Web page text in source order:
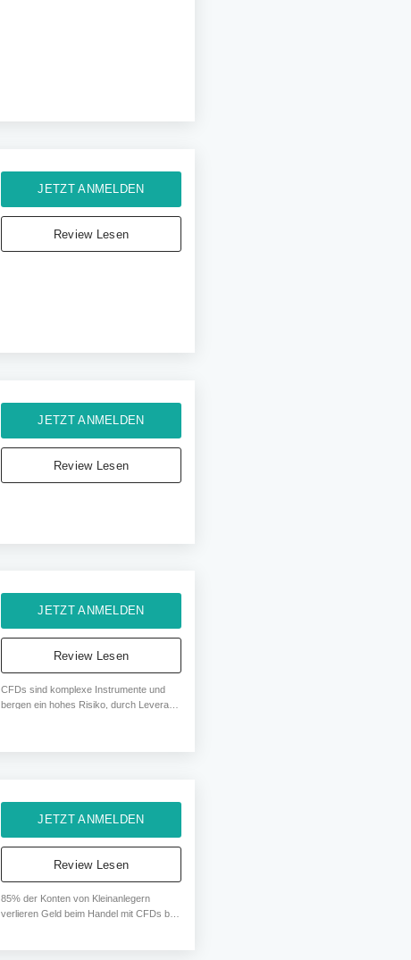
JETZT ANMELDEN
Review Lesen
JETZT ANMELDEN
Review Lesen
JETZT ANMELDEN
Review Lesen
CFDs sind komplexe Instrumente und
bergen ein hohes Risiko, durch Leverage
Geld, wenn sie CFDs von diesem
JETZT ANMELDEN
Review Lesen
85% der Konten von Kleinanlegern
verlieren Geld beim Handel mit CFDs bei